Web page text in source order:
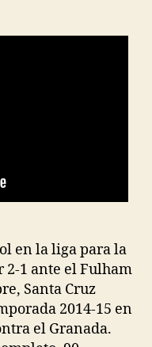
en la liga para la
1 ante el Fulham
Santa Cruz
2014-15 en
el Granada.